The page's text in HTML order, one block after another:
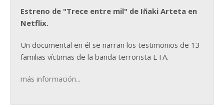
Estreno de "Trece entre mil" de Iñaki Arteta en
Netflix.
Un documental en él se narran los testimonios de 13
familias víctimas de la banda terrorista ETA.
más información...